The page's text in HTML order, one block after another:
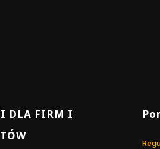
DLA FIRM I